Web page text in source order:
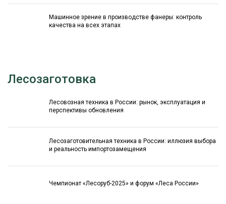
Машинное зрение в производстве фанеры: контроль
качества на всех этапах
Лесозаготовка
Лесовозная техника в России: рынок, эксплуатация и
перспективы обновления
Лесозаготовительная техника в России: иллюзия выбора
и реальность импортозамещения
Чемпионат «Лесоруб-2025» и форум «Леса России»